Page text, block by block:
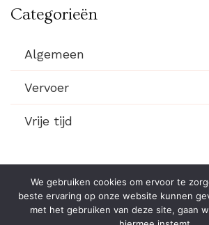
Categorieën
Algemeen
Vervoer
Vrije tijd
© Copyright 2026MB Klassiekers. All
We gebruiken cookies om ervoor te
beste ervaring op onze website kunnen
met het gebruiken van deze site, gaan